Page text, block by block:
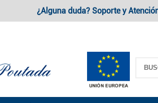
¿Alguna duda? Soporte y